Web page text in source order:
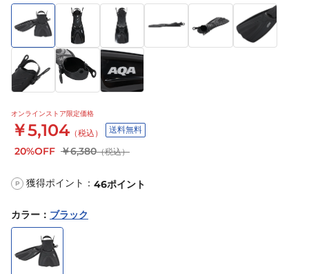
オンラインストア限定価格
￥5,104 （税込） 送料無料
20%OFF ￥6,380（税込）
P 獲得ポイント： 46ポイント
カラー ： ブラック